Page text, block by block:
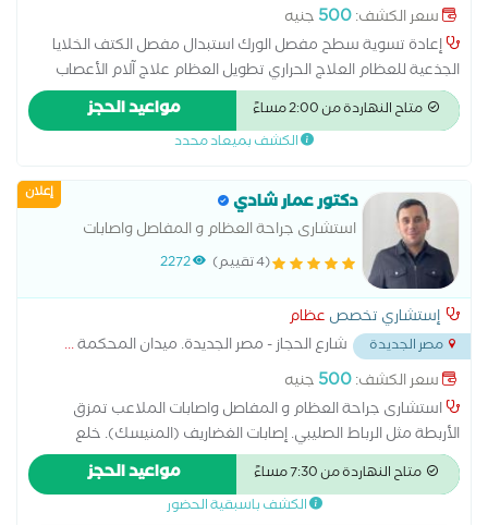
سعر الكشف:500 جنيه
إعادة تسوية سطح مفصل الورك استبدال مفصل الكتف الخلايا
الجذعية للعظام العلاج الحراري تطويل العظام علاج آلام الأعصاب
بالترددات اللاسلكية علاج الرباط الصليبي عملية الغضروف عملية
تبديل مفصل الورك عملية تغيير مفصل الركبة عملية مفصل الكوع
متاح النهاردة من 2:00 مساءً مواعيد الحجز
الكشف بميعاد محدد
إعلان دكتور عمار شادي
استشارى جراحة العظام و المفاصل واصابات
الملاعب
(4 تقييم) 2272
إستشاري تخصص عظام
مصر الجديدة شارع الحجاز - مصر الجديدة. ميدان المحكمة...
سعر الكشف:500 جنيه
استشارى جراحة العظام و المفاصل واصابات الملاعب تمزق
الأربطة مثل الرباط الصليبي. إصابات الغضاريف (المنيسك). خلع
المفاصل (الكتف، الركبة). الشد والتمزق العضلي. لكسور بأنواعها
وعلاجها (جبس أو جراحة). خشونة المفاصل (مثل الركبة والورك).
التهابات المفاصل. تشوهات العظام (خلقية أو مكتسبة)
متاح النهاردة من 7:30 مساءً مواعيد الحجز
الكشف باسبقية الحضور